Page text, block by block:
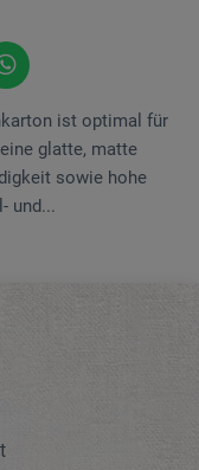
ist optimal für
glatte, matte
sowie hohe
und...